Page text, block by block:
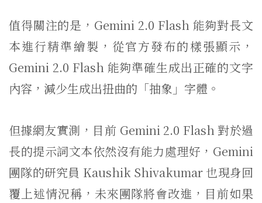
值得關注的是，Gemini 2.0 Flash 能夠對長文
本進行精準繪製，從官方發布的樣張顯示，
Gemini 2.0 Flash 能夠準確生成出正確的文字
內容，減少生成出扭曲的「抽象」字體。
但據網友實測，目前 Gemini 2.0 Flash 對於過
長的提示詞文本依然沒有能力處理好，Gemini
團隊的研究員 Kaushik Shivakumar 也現身回
覆上述情況稱，未來團隊將會改進，目前如果